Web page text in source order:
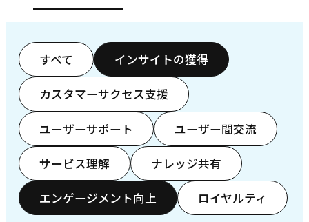
すべて インサイトの獲得
カスタマーサクセス支援
ユーザーサポート ユーザー間交流
サービス理解 ナレッジ共有
エンゲージメント向上 ロイヤルティ